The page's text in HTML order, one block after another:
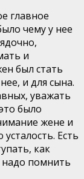
главное
чему у нее
и
был стать
и для сына.
уважать
было
жене и
Есть
как
надо помнить